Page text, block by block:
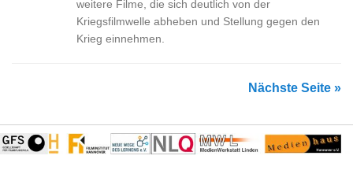
weitere Filme, die sich deutlich von der
Kriegsfilmwelle abheben und Stellung gegen den
Krieg einnehmen.
Nächste Seite »